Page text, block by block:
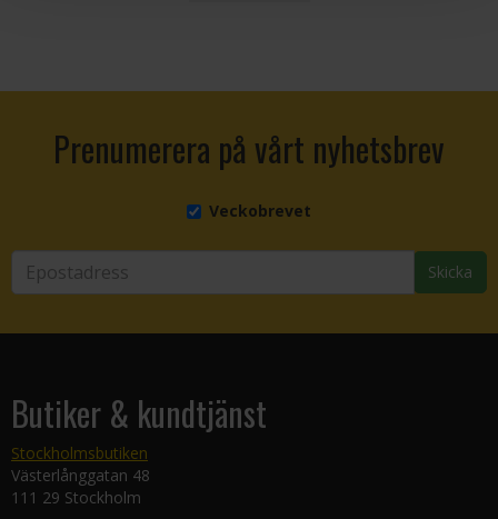
Prenumerera på vårt nyhetsbrev
Veckobrevet
Skicka
Butiker & kundtjänst
Stockholmsbutiken
Västerlånggatan 48
111 29 Stockholm